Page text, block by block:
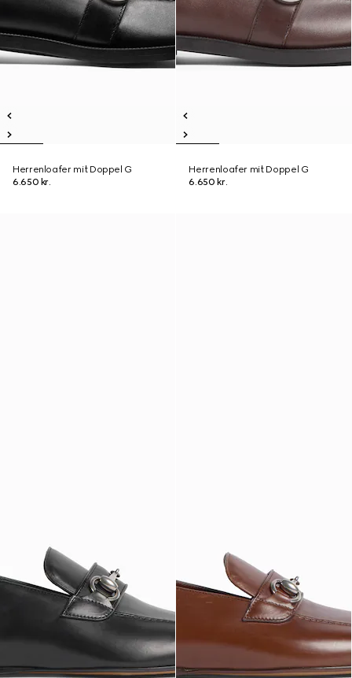
Herrenloafer mit Doppel G
6.650 kr.
Herrenloafer mit Doppel G
6.650 kr.